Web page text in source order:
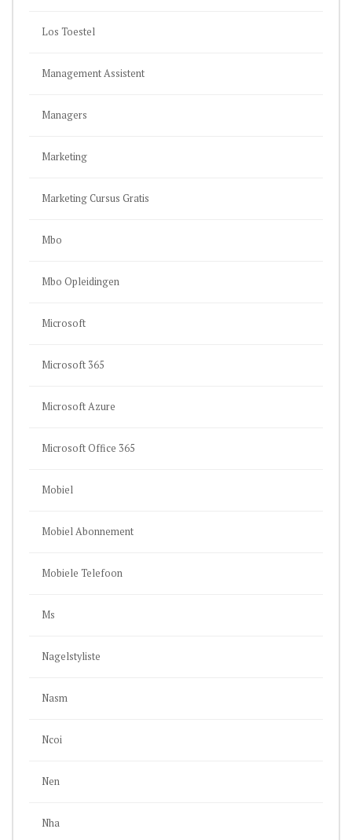
Los Toestel
Management Assistent
Managers
Marketing
Marketing Cursus Gratis
Mbo
Mbo Opleidingen
Microsoft
Microsoft 365
Microsoft Azure
Microsoft Office 365
Mobiel
Mobiel Abonnement
Mobiele Telefoon
Ms
Nagelstyliste
Nasm
Ncoi
Nen
Nha